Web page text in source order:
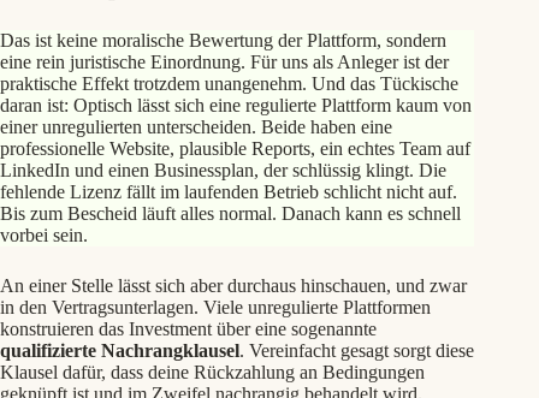
Das ist keine moralische Bewertung der Plattform, sondern
eine rein juristische Einordnung. Für uns als Anleger ist der
praktische Effekt trotzdem unangenehm. Und das Tückische
daran ist: Optisch lässt sich eine regulierte Plattform kaum von
einer unregulierten unterscheiden. Beide haben eine
professionelle Website, plausible Reports, ein echtes Team auf
LinkedIn und einen Businessplan, der schlüssig klingt. Die
fehlende Lizenz fällt im laufenden Betrieb schlicht nicht auf.
Bis zum Bescheid läuft alles normal. Danach kann es schnell
vorbei sein.
An einer Stelle lässt sich aber durchaus hinschauen, und zwar
in den Vertragsunterlagen. Viele unregulierte Plattformen
konstruieren das Investment über eine sogenannte
qualifizierte Nachrangklausel. Vereinfacht gesagt sorgt diese
Klausel dafür, dass deine Rückzahlung an Bedingungen